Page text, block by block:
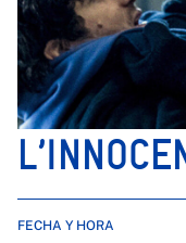
FECHA Y HORA